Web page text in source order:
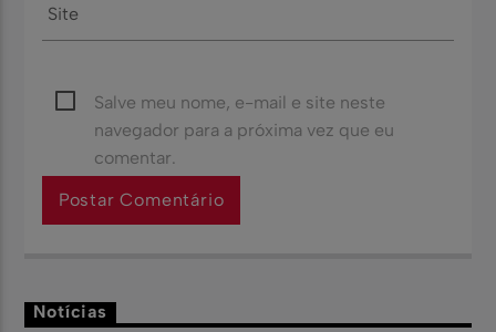
Salve meu nome, e-mail e site neste
navegador para a próxima vez que eu
comentar.
Notícias